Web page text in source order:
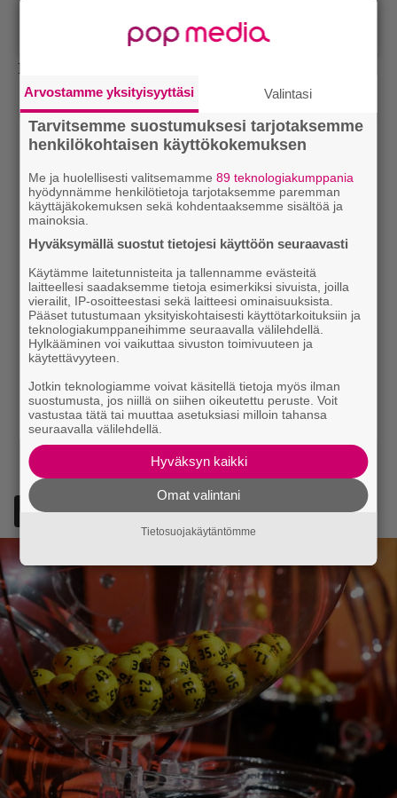
Henkilön BELLA (@bellathorne) jakama julkaisu
Lähde:
Lisää Episodi Googlen suosituksi lähteeksi
Arvostamme yksityisyyttäsi Valintasi
Tarvitsemme suostumuksesi tarjotaksemme
henkilökohtaisen käyttökokemuksen
Me ja huolellisesti valitsemamme89 teknologiakumppania
hyödynnämme henkilötietoja tarjotaksemme paremman
käyttäjäkokemuksen sekä kohdentaaksemme sisältöä ja
mainoksia.
Hyväksymällä suostut tietojesi käyttöön seuraavasti
Käytämme laitetunnisteita ja tallennamme evästeitä
laitteellesi saadaksemme tietoja esimerkiksi sivuista, joilla
vierailit, IP-osoitteestasi sekä laitteesi ominaisuuksista.
Pääset tutustumaan yksityiskohtaisesti käyttötarkoituksiin ja
teknologiakumppaneihimme seuraavalla välilehdellä.
Hylkääminen voi vaikuttaa sivuston toimivuuteen ja
käytettävyyteen.
Jotkin teknologiamme voivat käsitellä tietoja myös ilman
suostumusta, jos niillä on siihen oikeutettu peruste. Voit
vastustaa tätä tai muuttaa asetuksiasi milloin tahansa
seuraavalla välilehdellä.
Hyväksyn kaikki
Omat valintani
Tietosuojakäytäntömme